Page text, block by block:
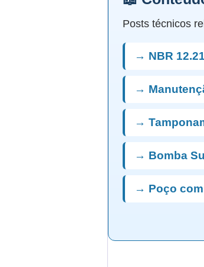
Posts técnicos
→ NBR
→
→
→ Bomba
→ Poço